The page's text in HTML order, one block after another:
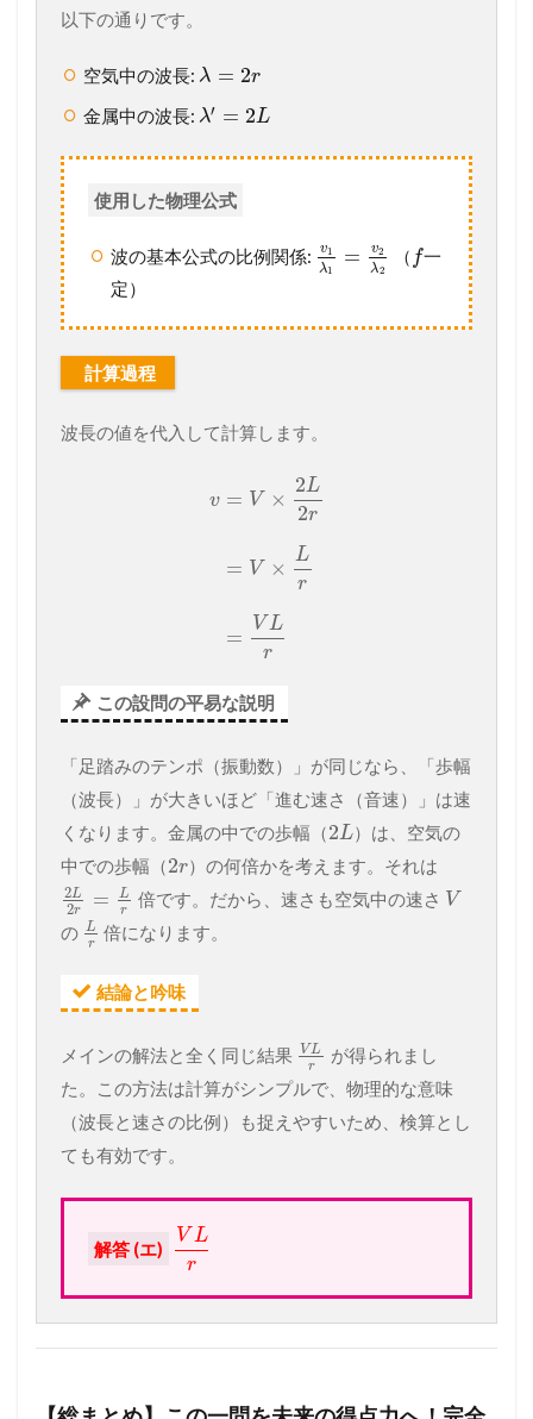
以下の通りです。
空気中の波長: λ = 2r
金属中の波長: λ′ = 2L
使用した物理公式
波の基本公式の比例関係: v1
λ1
= v2
λ2
（ f一
定）
計算過程
波長の値を代入して計算します。
v = V ×
2L
2r
= V ×
L
r
=
VL
r
この設問の平易な説明
「足踏みのテンポ（振動数）」が同じなら、「歩幅
（波長）」が大きいほど「進む速さ（音速）」は速
くなります。金属の中での歩幅（2L）は、空気の
中での歩幅（2r）の何倍かを考えます。それは
2L
2r =
L
r
倍です。だから、速さも空気中の速さ V
の L
r
倍になります。
結論と吟味
メインの解法と全く同じ結果 VL
r
が得られまし
た。この方法は計算がシンプルで、物理的な意味
（波長と速さの比例）も捉えやすいため、検算とし
ても有効です。
解答 (エ)
V L
r